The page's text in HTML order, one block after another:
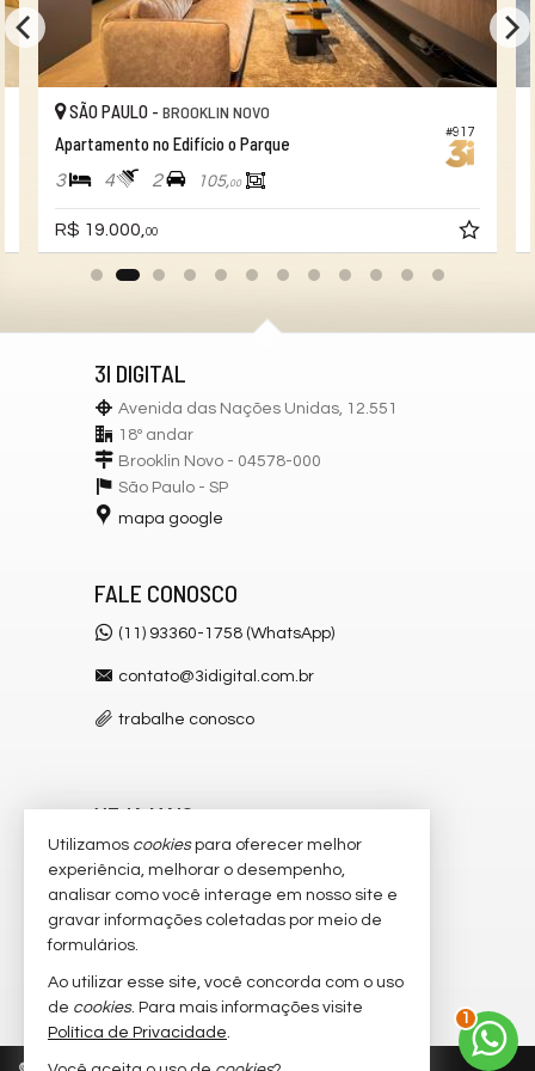
#917
SÃO PAULO - BROOKLIN NOVO
Apartamento no Edifício o Parque
3 4 2 105,00
R$ 19.000, 00
3I DIGITAL
Avenida das Nações Unidas, 12.551
18º andar
Brooklin Novo - 04578-000
São Paulo - SP
mapa google
FALE CONOSCO
(11) 93360-1758 (WhatsApp)
contato@3idigital.com.br
trabalhe conosco
VEJA MAIS
receba nosso newsletter
cadastre seu imóvel
imóveis favoritos
mapa de imóveis
2
Utilizamos cookiespara oferecer melhor
experiência, melhorar o desempenho,
analisar como você interage em nosso site e
gravar informações coletadas por meio de
formulários.
Ao utilizar esse site, você concorda com o uso
de cookies. Para mais informações visite
Política de Privacidade.